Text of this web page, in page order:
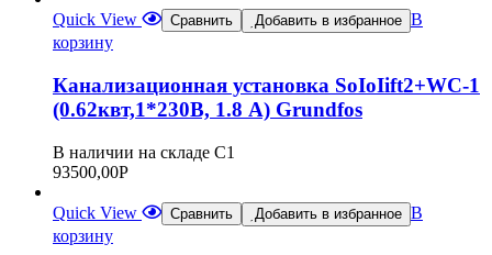
Quick View Сравнить Добавить в избранное В
корзину
Канализационная установка SoIoIift2+WC-1
(0.62квт,1*230В, 1.8 А) Grundfos
В наличии на складе С1
93500,00Р
Quick View Сравнить Добавить в избранное В
корзину